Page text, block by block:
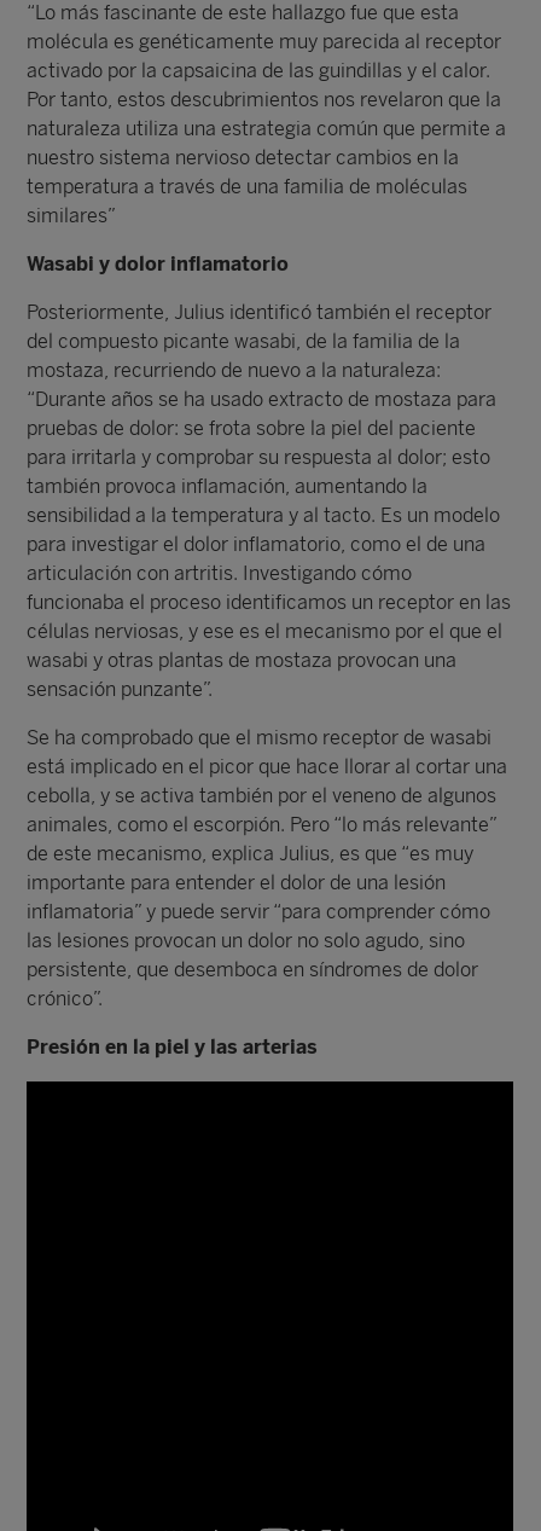
“Lo más fascinante de este hallazgo fue que esta
molécula es genéticamente muy parecida al receptor
activado por la capsaicina de las guindillas y el calor.
Por tanto, estos descubrimientos nos revelaron que la
naturaleza utiliza una estrategia común que permite a
nuestro sistema nervioso detectar cambios en la
temperatura a través de una familia de moléculas
similares”
Wasabi y dolor inflamatorio
Posteriormente, Julius identificó también el receptor
del compuesto picante wasabi, de la familia de la
mostaza, recurriendo de nuevo a la naturaleza:
“Durante años se ha usado extracto de mostaza para
pruebas de dolor: se frota sobre la piel del paciente
para irritarla y comprobar su respuesta al dolor; esto
también provoca inflamación, aumentando la
sensibilidad a la temperatura y al tacto. Es un modelo
para investigar el dolor inflamatorio, como el de una
articulación con artritis. Investigando cómo
funcionaba el proceso identificamos un receptor en las
células nerviosas, y ese es el mecanismo por el que el
wasabi y otras plantas de mostaza provocan una
sensación punzante”.
Se ha comprobado que el mismo receptor de wasabi
está implicado en el picor que hace llorar al cortar una
cebolla, y se activa también por el veneno de algunos
animales, como el escorpión. Pero “lo más relevante”
de este mecanismo, explica Julius, es que “es muy
importante para entender el dolor de una lesión
inflamatoria” y puede servir “para comprender cómo
las lesiones provocan un dolor no solo agudo, sino
persistente, que desemboca en síndromes de dolor
crónico”.
Presión en la piel y las arterias